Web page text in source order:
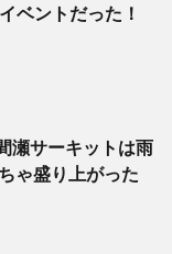
ベントだった！
瀬サーキットは雨
ゃ盛り上がった